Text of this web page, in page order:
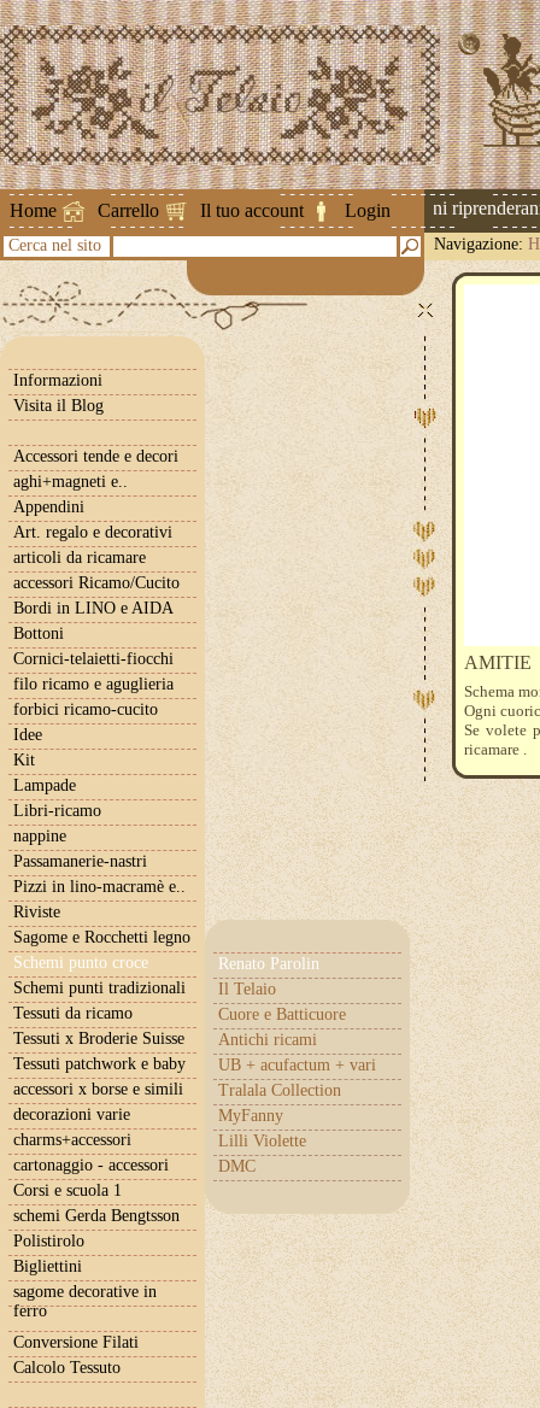
Home Carrello Il tuo account Login
Attenzione ! Le spedizioni
Cerca nel sito Navigazione:
Informazioni
Visita il Blog
Accessori tende e decori
aghi+magneti e..
Appendini
Art. regalo e decorativi
articoli da ricamare
accessori Ricamo/Cucito
Bordi in LINO e AIDA
Bottoni
Cornici-telaietti-fiocchi
filo ricamo e aguglieria
forbici ricamo-cucito
Idee
Kit
Lampade
Libri-ricamo
nappine
Passamanerie-nastri
Pizzi in lino-macramè e..
Riviste
Sagome e Rocchetti legno
Schemi punto croce
Renato Parolin
Il Telaio
Cuore e Batticuore
Antichi ricami
UB + acufactum + vari
Tralala Collection
MyFanny
Lilli Violette
DMC
Schemi punti tradizionali
Tessuti da ricamo
Tessuti x Broderie Suisse
Tessuti patchwork e baby
accessori x borse e simili
decorazioni varie
charms+accessori
cartonaggio - accessori
Corsi e scuola 1
schemi Gerda Bengtsson
Polistirolo
Bigliettini
sagome decorative in
ferro
Conversione Filati
Calcolo Tessuto
AMITIE
Schema
Ogni
Se volete
ricamare .